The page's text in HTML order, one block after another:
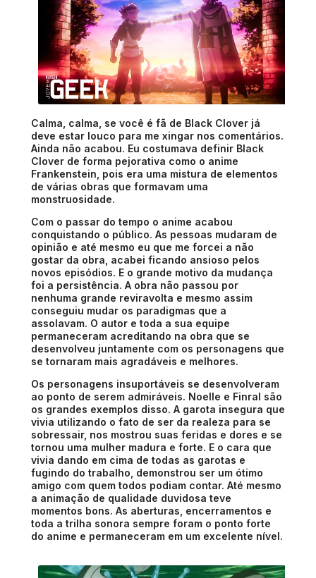
Calma, calma, se você é fã de Black Clover já
deve estar louco para me xingar nos comentários.
Ainda não acabou. Eu costumava definir Black
Clover de forma pejorativa como o anime
Frankenstein, pois era uma mistura de elementos
de várias obras que formavam uma
monstruosidade.
Com o passar do tempo o anime acabou
conquistando o público. As pessoas mudaram de
opinião e até mesmo eu que me forcei a não
gostar da obra, acabei ficando ansioso pelos
novos episódios. E o grande motivo da mudança
foi a persistência. A obra não passou por
nenhuma grande reviravolta e mesmo assim
conseguiu mudar os paradigmas que a
assolavam. O autor e toda a sua equipe
permaneceram acreditando na obra que se
desenvolveu juntamente com os personagens que
se tornaram mais agradáveis e melhores.
Os personagens insuportáveis se desenvolveram
ao ponto de serem admiráveis. Noelle e Finral são
os grandes exemplos disso. A garota insegura que
vivia utilizando o fato de ser da realeza para se
sobressair, nos mostrou suas feridas e dores e se
tornou uma mulher madura e forte. E o cara que
vivia dando em cima de todas as garotas e
fugindo do trabalho, demonstrou ser um ótimo
amigo com quem todos podiam contar. Até mesmo
a animação de qualidade duvidosa teve
momentos bons. As aberturas, encerramentos e
toda a trilha sonora sempre foram o ponto forte
do anime e permaneceram em um excelente nível.